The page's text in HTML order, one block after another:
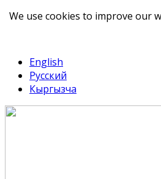
English
Русский
Кыргызча
We use cookies to improve our